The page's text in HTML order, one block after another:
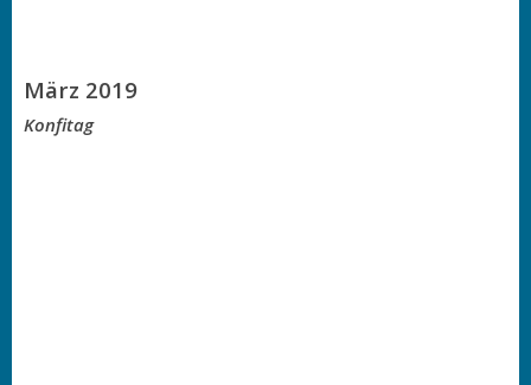
März 2019
Konfitag